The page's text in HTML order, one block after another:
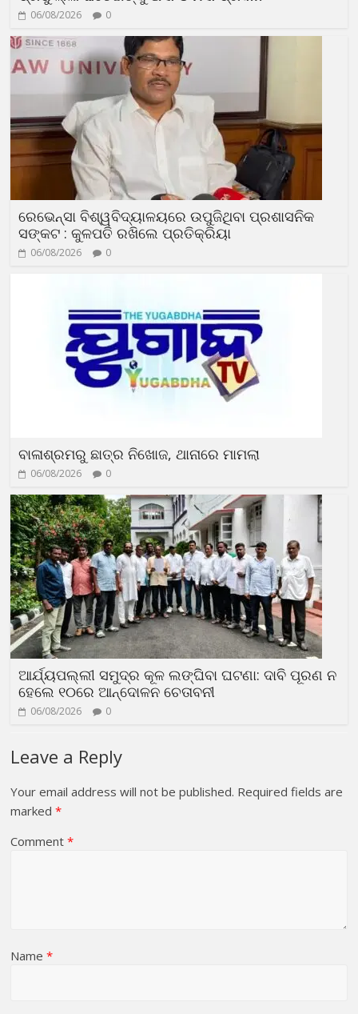
06/08/2026 0
ରେଭେନ୍ସା ବିଶ୍ୱବିଦ୍ୟାଳୟରେ ଉପୁଜିଥିବା ପ୍ରଶାସନିକ
ସଙ୍କଟ : କୁଳପତି ରଖିଲେ ପ୍ରତିକ୍ରିୟା
06/08/2026 0
ବାଳାଶ୍ରମରୁ ଛାତ୍ର ନିଖୋଜ, ଥାନାରେ ମାମଲା
06/08/2026 0
ଆର୍ଯ୍ୟପଲ୍ଲୀ ସମୁଦ୍ର କୂଳ ଲଙ୍ଘିବା ଘଟଣା: ଦାବି ପୂରଣ ନ
ହେଲେ ୧୦ରେ ଆନ୍ଦୋଳନ ଚେତାବନୀ
06/08/2026 0
Leave a Reply
Your email address will not be published. Required fields are
marked*
Comment*
Name*